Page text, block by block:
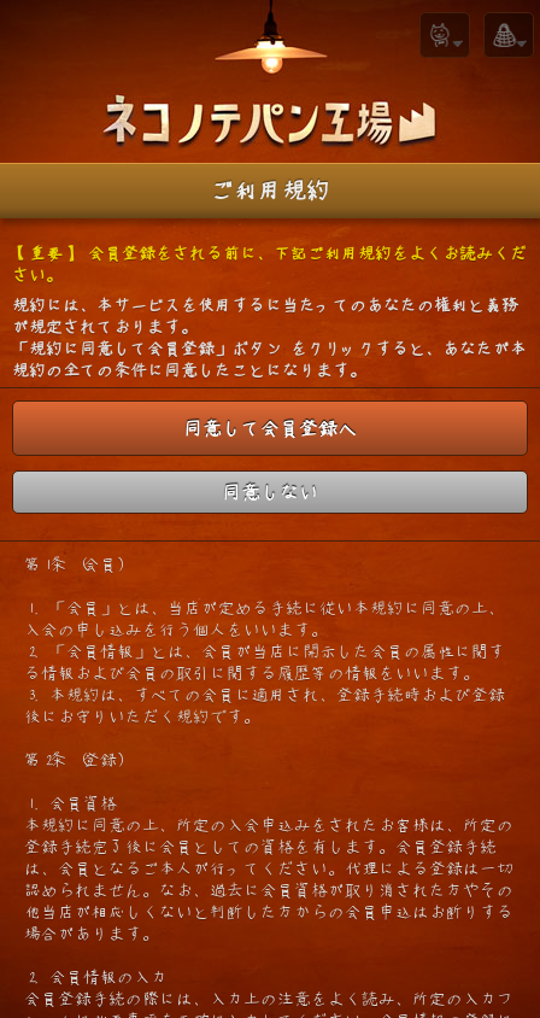
ご利用規約
【重要】 会員登録をされる前に、下記ご利用規約をよくお読みくだ
さい。
規約には、本サービスを使用するに当たってのあなたの権利と義務
が規定されております。
「規約に同意して会員登録」ボタン をクリックすると、あなたが本
規約の全ての条件に同意したことになります。
同意して会員登録へ
同意しない
第1条 (会員)
1. 「会員」とは、当店が定める手続に従い本規約に同意の上、
入会の申し込みを行う個人をいいます。
2. 「会員情報」とは、会員が当店に開示した会員の属性に関す
る情報および会員の取引に関する履歴等の情報をいいます。
3. 本規約は、すべての会員に適用され、登録手続時および登録
後にお守りいただく規約です。
第2条 (登録)
1. 会員資格
本規約に同意の上、所定の入会申込みをされたお客様は、所定の
登録手続完了後に会員としての資格を有します。会員登録手続
は、会員となるご本人が行ってください。代理による登録は一切
認められません。なお、過去に会員資格が取り消された方やその
他当店が相応しくないと判断した方からの会員申込はお断りする
場合があります。
2. 会員情報の入力
会員登録手続の際には、入力上の注意をよく読み、所定の入力フ